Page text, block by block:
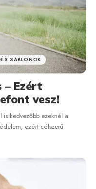
SABLONOK
– Ezért
vesz!
is kedvezőbb ezeknél a
ezért célszerű